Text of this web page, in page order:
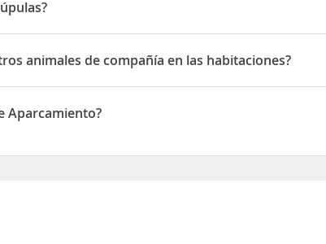
S/N Esq, Calle Miguel Hidalgo, 62830 Totolapan, Mor.
animales de compañía en las habitaciones?
de compañía en las habitaciones
Aparcamiento?